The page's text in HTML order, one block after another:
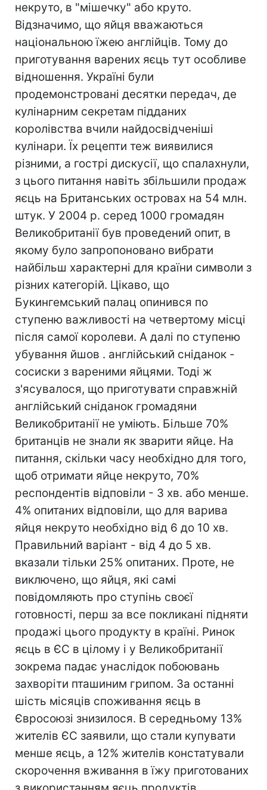
некруто, в "мішечку" або круто.
Відзначимо, що яйця вважаються
національною їжею англійців. Тому до
приготування варених яєць тут особливе
відношення. Україні були
продемонстровані десятки передач, де
кулінарним секретам підданих
королівства вчили найдосвідченіші
кулінари. Їх рецепти теж виявилися
різними, а гострі дискусії, що спалахнули,
з цього питання навіть збільшили продаж
яєць на Британських островах на 54 млн.
штук. У 2004 р. серед 1000 громадян
Великобританії був проведений опит, в
якому було запропоновано вибрати
найбільш характерні для країни символи з
різних категорій. Цікаво, що
Букингемський палац опинився по
ступеню важливості на четвертому місці
після самої королеви. А далі по ступеню
убування йшов . англійський сніданок -
сосиски з вареними яйцями. Тоді ж
з'ясувалося, що приготувати справжній
англійський сніданок громадяни
Великобританії не уміють. Більше 70%
британців не знали як зварити яйце. На
питання, скільки часу необхідно для того,
щоб отримати яйце некруто, 70%
респондентів відповіли - 3 хв. або менше.
4% опитаних відповіли, що для варива
яйця некруто необхідно від 6 до 10 хв.
Правильний варіант - від 4 до 5 хв.
вказали тільки 25% опитаних. Проте, не
виключено, що яйця, які самі
повідомляють про ступінь своєї
готовності, перш за все покликані підняти
продажі цього продукту в країні. Ринок
яєць в ЄС в цілому і у Великобританії
зокрема падає унаслідок побоювань
захворіти пташиним грипом. За останні
шість місяців споживання яєць в
Євросоюзі знизилося. В середньому 13%
жителів ЄС заявили, що стали купувати
менше яєць, а 12% жителів констатували
скорочення вживання в їжу приготованих